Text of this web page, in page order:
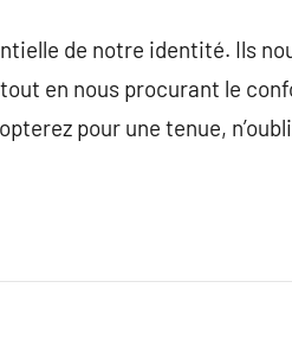
de notre identité. Ils
en nous procurant le
pour une tenue,